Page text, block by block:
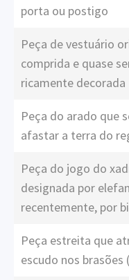
porta ou postigo
Peça de vestuário
comprida e quase
ricamente decorada
Peça do arado que
afastar a terra do
Peça do jogo do
designada por
recentemente, por
Peça estreita que
escudo nos brasões